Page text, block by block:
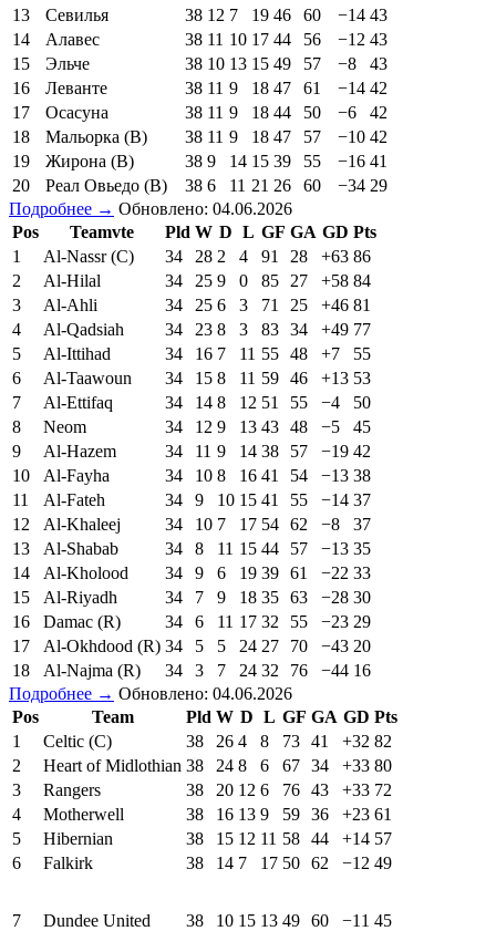
13 Севилья 38 12 7 19 46 60 −14 43
14
Алавес 38 11 10 17 44 56 −12 43
15
Эльче 38 10 13 15 49 57 −8
43
16
Леванте 38 11 9 18 47 61 −14 42
17
Осасуна 38 11 9 18 44 50 −6
42
18
Мальорка (В) 38 11 9 18 47 57 −10 42
19
Жирона (В) 38 9 14 15 39 55 −16 41
20
Реал Овьедо (В) 38 6 11 21 26 60 −34 29
Подробнее → Обновлено: 04.06.2026
Pos
Teamvte Pld W D L GF GA GD Pts
1
Al-Nassr (C) 34 28 2 4 91 28 +63 86
2
Al-Hilal 34 25 9 0 85 27 +58 84
3
Al-Ahli 34 25 6 3 71 25 +46 81
4
Al-Qadsiah 34 23 8 3 83 34 +49 77
5
Al-Ittihad 34 16 7 11 55 48 +7
55
6
Al-Taawoun 34 15 8 11 59 46 +13 53
7
Al-Ettifaq 34 14 8 12 51 55 −4
50
8
Neom 34 12 9 13 43 48 −5
45
9
Al-Hazem 34 11 9 14 38 57 −19 42
10
Al-Fayha 34 10 8 16 41 54 −13 38
11
Al-Fateh 34 9 10 15 41 55 −14 37
12
Al-Khaleej 34 10 7 17 54 62 −8
37
13
Al-Shabab 34 8 11 15 44 57 −13 35
14
Al-Kholood 34 9 6 19 39 61 −22 33
15
Al-Riyadh 34 7 9 18 35 63 −28 30
16
Damac (R) 34 6 11 17 32 55 −23 29
17
Al-Okhdood (R) 34 5 5 24 27 70 −43 20
18
Al-Najma (R) 34 3 7 24 32 76 −44 16
Подробнее → Обновлено: 04.06.2026
Pos
Team Pld W D L GF GA GD Pts
1
Celtic (C) 38 26 4 8 73 41 +32 82
2
Heart of Midlothian 38 24 8 6 67 34 +33 80
3
Rangers 38 20 12 6 76 43 +33 72
4
Motherwell 38 16 13 9 59 36 +23 61
5
Hibernian 38 15 12 11 58 44 +14 57
6
Falkirk 38 14 7 17 50 62 −12 49
7 Dundee United 38 10 15 13 49 60 −11 45